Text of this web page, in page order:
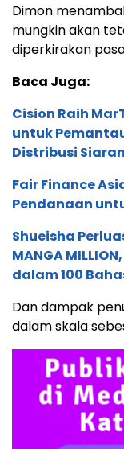
Dimon
mungkin akan
diperkirakan
Baca Juga:
Cision Raih
untuk
Distribusi
Fair Finance
Pendanaan
Shueisha
MANGA
dalam 100
Dan dampak
dalam skala